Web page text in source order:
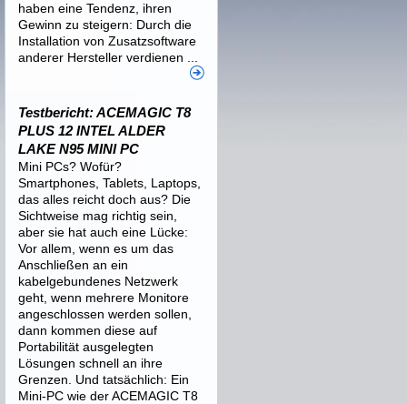
haben eine Tendenz, ihren
Gewinn zu steigern: Durch die
Installation von Zusatzsoftware
anderer Hersteller verdienen ...
Testbericht: ACEMAGIC T8
PLUS 12 INTEL ALDER
LAKE N95 MINI PC
Mini PCs? Wofür?
Smartphones, Tablets, Laptops,
das alles reicht doch aus? Die
Sichtweise mag richtig sein,
aber sie hat auch eine Lücke:
Vor allem, wenn es um das
Anschließen an ein
kabelgebundenes Netzwerk
geht, wenn mehrere Monitore
angeschlossen werden sollen,
dann kommen diese auf
Portabilität ausgelegten
Lösungen schnell an ihre
Grenzen. Und tatsächlich: Ein
Mini-PC wie der ACEMAGIC T8